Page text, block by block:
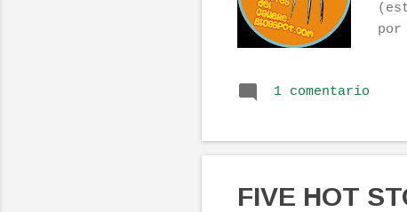
y
1 comentario
FIVE HOT